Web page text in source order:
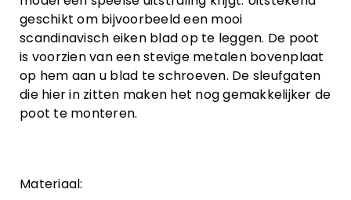
geschikt om bijvoorbeeld een mooi
scandinavisch eiken blad op te leggen. De poot
is voorzien van een stevige metalen bovenplaat
op hem aan u blad te schroeven. De sleufgaten
die hier in zitten maken het nog gemakkelijker de
poot te monteren.
Materiaal: